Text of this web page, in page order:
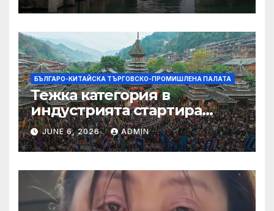
БЪЛГАРО-КИТАЙСКА ТЪРГОВСКО-ПРОМИШЛЕНА ПАЛАТА
Тежка категория в
индустрията стартира
алианс за космическа
слънчева енергия
JUNE 6, 2026 ADMIN